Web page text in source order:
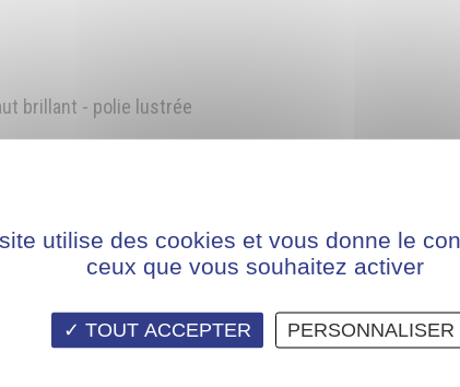
brillant - polie lustrée
utilise des cookies et vous donne le
ceux que vous souhaitez activer
TOUT ACCEPTER PERSONNALISER